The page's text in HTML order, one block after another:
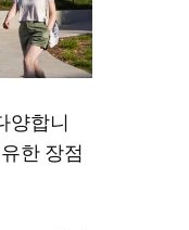
양합니
한 장점